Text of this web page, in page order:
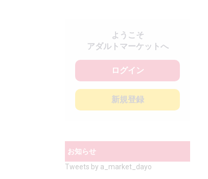
ようこそ
アダルトマーケットへ
ログイン
新規登録
お知らせ
Tweets by a_market_dayo